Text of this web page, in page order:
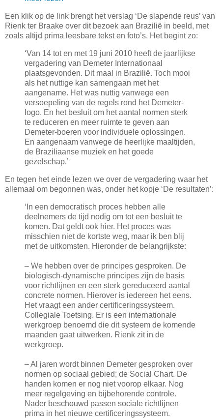
Een klik op de link brengt het verslag ‘De slapende reus’ van
Rienk ter Braake over dit bezoek aan Brazilië in beeld, met
zoals altijd prima leesbare tekst en foto’s. Het begint zo:
‘Van 14 tot en met 19 juni 2010 heeft de jaarlijkse
vergadering van Demeter Internationaal
plaatsgevonden. Dit maal in Brazilië. Toch mooi
als het nuttige kan samengaan met het
aangename. Het was nuttig vanwege een
versoepeling van de regels rond het Demeter-
logo. En het besluit om het aantal normen sterk
te reduceren en meer ruimte te geven aan
Demeter-boeren voor individuele oplossingen.
En aangenaam vanwege de heerlijke maaltijden,
de Braziliaanse muziek en het goede
gezelschap.’
En tegen het einde lezen we over de vergadering waar het
allemaal om begonnen was, onder het kopje ‘De resultaten’:
‘In een democratisch proces hebben alle
deelnemers de tijd nodig om tot een besluit te
komen. Dat geldt ook hier. Het proces was
misschien niet de kortste weg, maar ik ben blij
met de uitkomsten. Hieronder de belangrijkste:
– We hebben over de principes gesproken. De
biologisch-dynamische principes zijn de basis
voor richtlijnen en een sterk gereduceerd aantal
concrete normen. Hierover is iedereen het eens.
Het vraagt een ander certificeringssysteem.
Collegiale Toetsing. Er is een internationale
werkgroep benoemd die dit systeem de komende
maanden gaat uitwerken. Rienk zit in de
werkgroep.
– Al jaren wordt binnen Demeter gesproken over
normen op sociaal gebied; de Social Chart. De
handen komen er nog niet voorop elkaar. Nog
meer regelgeving en bijbehorende controle.
Nader beschouwd passen sociale richtlijnen
prima in het nieuwe certificeringssysteem.